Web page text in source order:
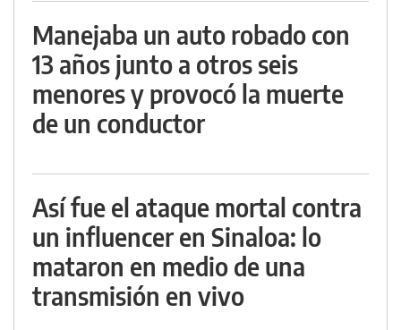
Manejaba un auto robado con
13 años junto a otros seis
menores y provocó la muerte
de un conductor
Así fue el ataque mortal contra
un influencer en Sinaloa: lo
mataron en medio de una
transmisión en vivo